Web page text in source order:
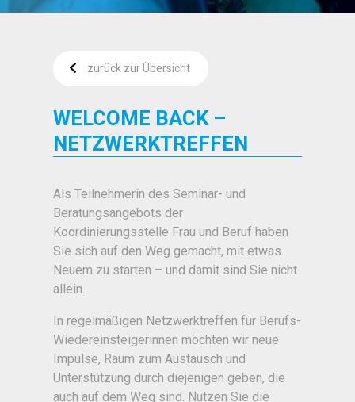
zurück zur Übersicht
WELCOME BACK –
NETZWERKTREFFEN
Als Teilnehmerin des Seminar- und
Beratungsangebots der
Koordinierungsstelle Frau und Beruf haben
Sie sich auf den Weg gemacht, mit etwas
Neuem zu starten – und damit sind Sie nicht
allein.
In regelmäßigen Netzwerktreffen für Berufs-
Wiedereinsteigerinnen möchten wir neue
Impulse, Raum zum Austausch und
Unterstützung durch diejenigen geben, die
auch auf dem Weg sind. Nutzen Sie die